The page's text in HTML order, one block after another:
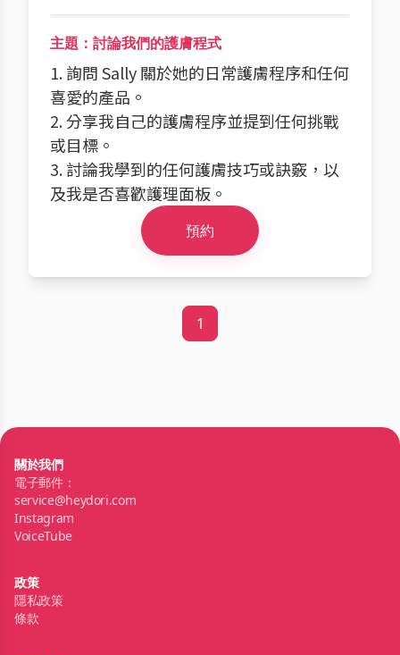
主題：討論我們的護膚程式
1. 詢問 Sally 關於她的日常護膚程序和任何
喜愛的產品。
2. 分享我自己的護膚程序並提到任何挑戰
或目標。
3. 討論我學到的任何護膚技巧或訣竅，以
及我是否喜歡護理面板。
預約
1
關於我們
電子郵件：
service@heydori.com
Instagram
VoiceTube
政策
隱私政策
條款